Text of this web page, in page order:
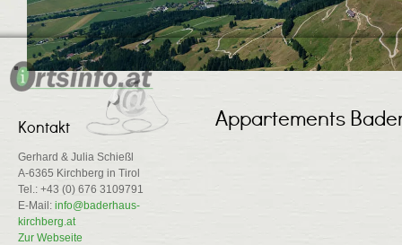
Kontakt
Gerhard & Julia Schießl
A-6365 Kirchberg in Tirol
Tel.: +43 (0) 676 3109791
E-Mail: info@baderhaus-
kirchberg.at
Zur Webseite
Appartements